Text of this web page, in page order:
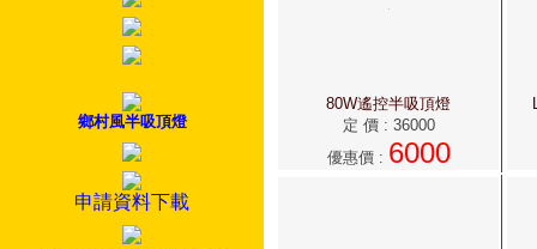
鄉村風半吸頂燈
申請資料下載
80W遙控半吸頂燈
定 價: 36000
優惠價: 6000